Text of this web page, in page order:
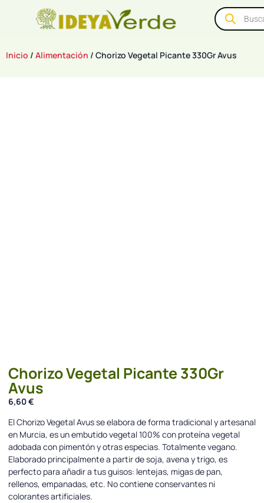
Inicio / Alimentación / Chorizo Vegetal Picante 330Gr Avus
Chorizo Vegetal Picante 330Gr
Avus
6,60€
El Chorizo Vegetal Avus se elabora de forma tradicional y artesanal
en Murcia, es un embutido vegetal 100% con proteína vegetal
adobada con pimentón y otras especias. Totalmente vegano.
Elaborado principalmente a partir de soja, avena y trigo, es
perfecto para añadir a tus guisos: lentejas, migas de pan,
rellenos, empanadas, etc. No contiene conservantes ni
colorantes artificiales.